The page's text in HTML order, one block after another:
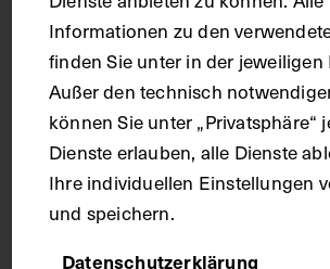
Papier
Fotografie
Maße
Informationen zu den
finden Sie unter in der jeweiligen
Außer den technisch
können Sie unter „Privatsphäre“
Dienste erlauben, alle Dienste
Ihre individuellen Einstellungen
und speichern.
Datenschutzerklärung